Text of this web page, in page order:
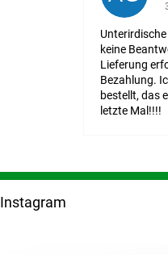
keine
Lieferung
Bezahlung.
bestellt, das
letzte Mal!!!!
F
u
Instagram